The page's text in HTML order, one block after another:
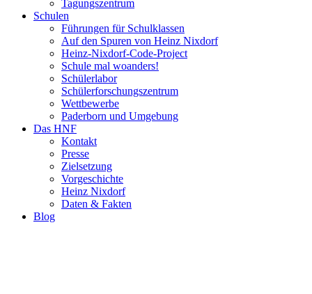
Tagungszentrum
Schulen
Führungen für Schulklassen
Auf den Spuren von Heinz Nixdorf
Heinz-Nixdorf-Code-Project
Schule mal woanders!
Schülerlabor
Schülerforschungszentrum
Wettbewerbe
Paderborn und Umgebung
Das HNF
Kontakt
Presse
Zielsetzung
Vorgeschichte
Heinz Nixdorf
Daten & Fakten
Blog